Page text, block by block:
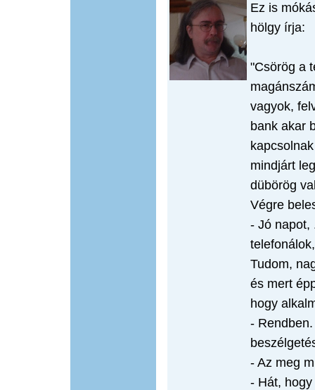
Ez is
hölgy írja:
"Csörög a
vagyok,
bank akar
mindjárt
dübörög
Végre
- Jó napot,
Tudom,
és mert
hogy
-
- Az meg
- Hát,